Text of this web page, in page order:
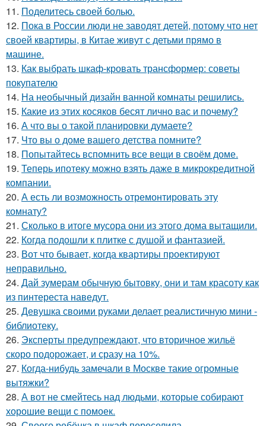
11. Поделитесь своей болью.
12. Пока в России люди не заводят детей, потому что нет
своей квартиры, в Китае живут с детьми прямо в
машине.
13. Как выбрать шкаф-кровать трансформер: советы
покупателю
14. На необычный дизайн ванной комнаты решились.
15. Какие из этих косяков бесят лично вас и почему?
16. А что вы о такой планировки думаете?
17. Что вы о доме вашего детства помните?
18. Попытайтесь вспомнить все вещи в своём доме.
19. Теперь ипотеку можно взять даже в микрокредитной
компании.
20. А есть ли возможность отремонтировать эту
комнату?
21. Сколько в итоге мусора они из этого дома вытащили.
22. Когда подошли к плитке с душой и фантазией.
23. Вот что бывает, когда квартиры проектируют
неправильно.
24. Дай зумерам обычную бытовку, они и там красоту как
из пинтереста наведут.
25. Девушка своими руками делает реалистичную мини -
библиотеку.
26. Эксперты предупреждают, что вторичное жильё
скоро подорожает, и сразу на 10%.
27. Когда-нибудь замечали в Москве такие огромные
вытяжки?
28. А вот не смейтесь над людьми, которые собирают
хорошие вещи с помоек.